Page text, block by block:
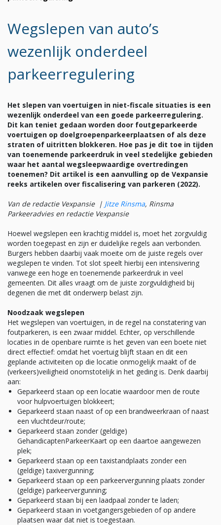
Wegslepen van auto’s
wezenlijk onderdeel
parkeerregulering
Het slepen van voertuigen in niet-fiscale situaties is een
wezenlijk onderdeel van een goede parkeerregulering.
Dit kan teniet gedaan worden door foutgeparkeerde
voertuigen op doelgroepenparkeerplaatsen of als deze
straten of uitritten blokkeren. Hoe pas je dit toe in tijden
van toenemende parkeerdruk in veel stedelijke gebieden
waar het aantal wegsleepwaardige overtredingen
toenemen? Dit artikel is een aanvulling op de Vexpansie
reeks artikelen over fiscalisering van parkeren (2022).
Van de redactie Vexpansie | Jitze Rinsma, Rinsma
Parkeeradvies en redactie Vexpansie
Hoewel wegslepen een krachtig middel is, moet het zorgvuldig
worden toegepast en zijn er duidelijke regels aan verbonden.
Burgers hebben daarbij vaak moeite om de juiste regels over
wegslepen te vinden. Tot slot speelt hierbij een intensivering
vanwege een hoge en toenemende parkeerdruk in veel
gemeenten. Dit alles vraagt om de juiste zorgvuldigheid bij
degenen die met dit onderwerp belast zijn.
Noodzaak wegslepen
Het wegslepen van voertuigen, in de regel na constatering van
foutparkeren, is een zwaar middel. Echter, op verschillende
locaties in de openbare ruimte is het geven van een boete niet
direct effectief: omdat het voertuig blijft staan en dit een
geplande activiteiten op die locatie onmogelijk maakt of de
(verkeers)veiligheid onomstotelijk in het geding is. Denk daarbij
aan:
Geparkeerd staan op een locatie waardoor men de route
voor hulpvoertuigen blokkeert;
Geparkeerd staan naast of op een brandweerkraan of naast
een vluchtdeur/route;
Geparkeerd staan zonder (geldige)
GehandicaptenParkeerKaart op een daartoe aangewezen
plek;
Geparkeerd staan op een taxistandplaats zonder een
(geldige) taxivergunning;
Geparkeerd staan op een parkeervergunning plaats zonder
(geldige) parkeervergunning;
Geparkeerd staan bij een laadpaal zonder te laden;
Geparkeerd staan in voetgangersgebieden of op andere
plaatsen waar dat niet is toegestaan.